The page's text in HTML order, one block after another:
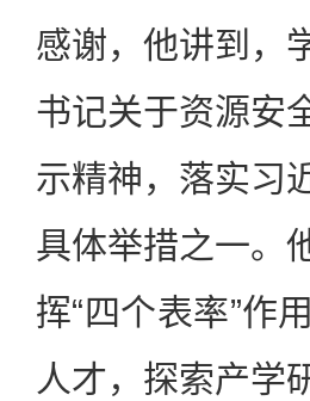
感谢，他讲到，
书记关于资源安
示精神，落实习
具体举措之一。
挥“四个表率”作
人才，探索产学